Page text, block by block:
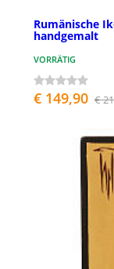
Rumänische
handgemalt
VORRÄTIG
€ 149,90 €